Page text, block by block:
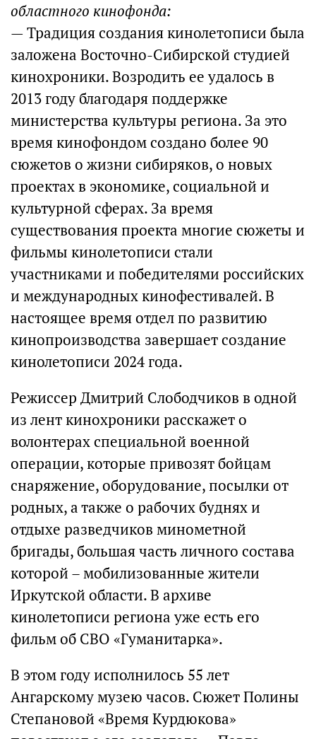
областного кинофонда:
— Традиция создания кинолетописи была
заложена Восточно-Сибирской студией
кинохроники. Возродить ее удалось в
2013 году благодаря поддержке
министерства культуры региона. За это
время кинофондом создано более 90
сюжетов о жизни сибиряков, о новых
проектах в экономике, социальной и
культурной сферах. За время
существования проекта многие сюжеты и
фильмы кинолетописи стали
участниками и победителями российских
и международных кинофестивалей. В
настоящее время отдел по развитию
кинопроизводства завершает создание
кинолетописи 2024 года.
Режиссер Дмитрий Слободчиков в одной
из лент кинохроники расскажет о
волонтерах специальной военной
операции, которые привозят бойцам
снаряжение, оборудование, посылки от
родных, а также о рабочих буднях и
отдыхе разведчиков минометной
бригады, большая часть личного состава
которой – мобилизованные жители
Иркутской области. В архиве
кинолетописи региона уже есть его
фильм об СВО «Гуманитарка».
В этом году исполнилось 55 лет
Ангарскому музею часов. Сюжет Полины
Степановой «Время Курдюкова»